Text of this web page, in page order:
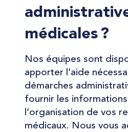
médicales ?
Nos équipes sont
apporter l’aide
démarches
fournir les informations
l’organisation de vos
médicaux. Nous vous